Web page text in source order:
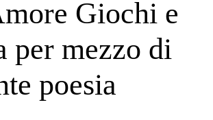
Giochi e
per mezzo di
poesia